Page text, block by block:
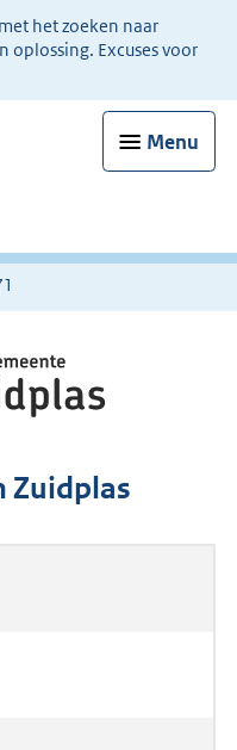
het zoeken naar
oplossing. Excuses voor
Menu
Zuidplas